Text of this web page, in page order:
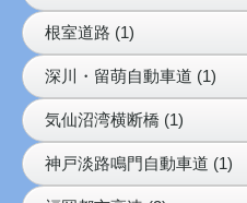
根室道路 (1)
深川・留萌自動車道 (1)
気仙沼湾横断橋 (1)
神戸淡路鳴門自動車道 (1)